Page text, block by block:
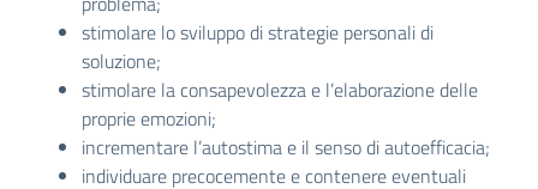
stimolare lo sviluppo di strategie personali di
soluzione;
stimolare la consapevolezza e l’elaborazione delle
proprie emozioni;
incrementare l’autostima e il senso di autoefficacia;
individuare precocemente e contenere eventuali